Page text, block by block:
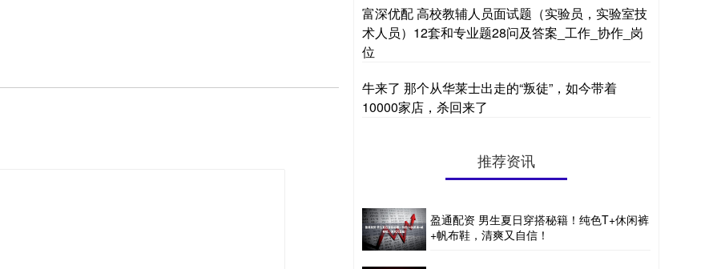
富深优配 高校教辅人员面试题（实验员，实验室技
术人员）12套和专业题28问及答案_工作_协作_岗
位
牛来了 那个从华莱士出走的“叛徒”，如今带着
10000家店，杀回来了
推荐资讯
盈通配资 男生夏日穿搭秘籍！纯色T+休闲裤
+帆布鞋，清爽又自信！